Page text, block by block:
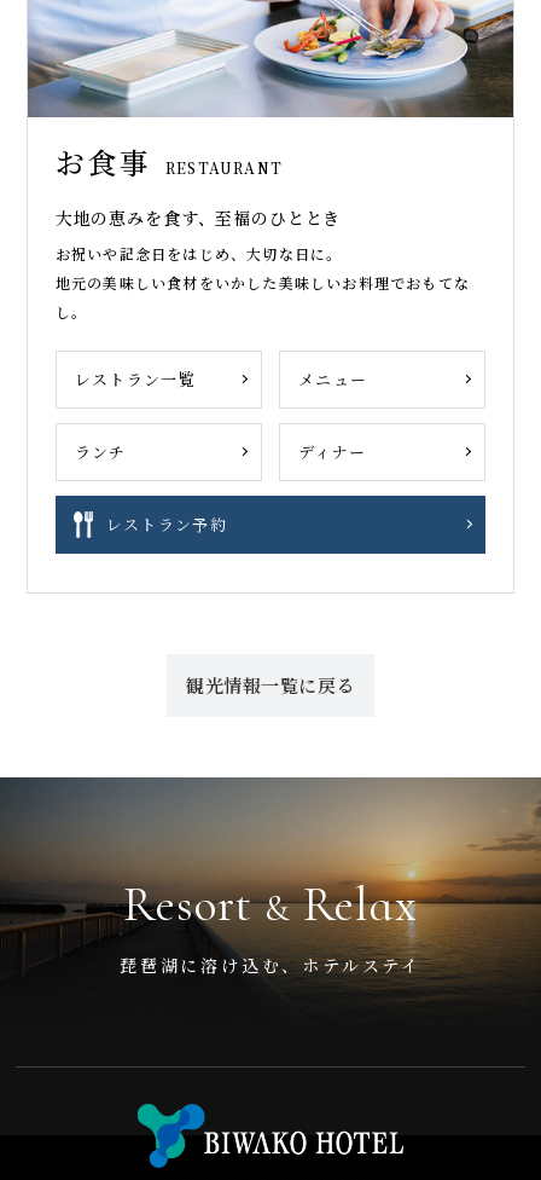
お食事 RESTAURANT
大地の恵みを食す、至福のひととき
お祝いや記念日をはじめ、大切な日に。
地元の美味しい食材をいかした美味しいお料理でおもてな
し。
レストラン一覧 メニュー
ランチ ディナー
レストラン予約
観光情報一覧に戻る
Resort&Relax
琵琶湖に溶け込む、ホテルステイ